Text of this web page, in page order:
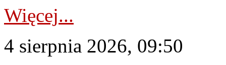
Więcej...
4 sierpnia 2026, 09:50